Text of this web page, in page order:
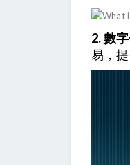
2. 數
易，